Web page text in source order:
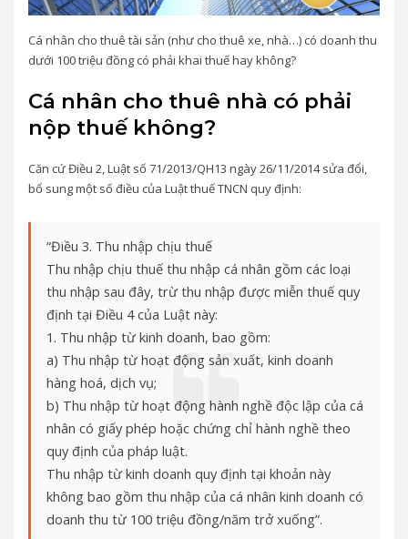
Cá nhân cho thuê tài sản (như cho thuê xe, nhà…) có doanh thu
dưới 100 triệu đồng có phải khai thuế hay không?
Cá nhân cho thuê nhà có phải
nộp thuế không?
Căn cứ Điều 2, Luật số 71/2013/QH13 ngày 26/11/2014 sửa đổi,
bổ sung một số điều của Luật thuế TNCN quy định:
“Điều 3. Thu nhập chịu thuế
Thu nhập chịu thuế thu nhập cá nhân gồm các loại
thu nhập sau đây, trừ thu nhập được miễn thuế quy
định tại Điều 4 của Luật này:
1. Thu nhập từ kinh doanh, bao gồm:
a) Thu nhập từ hoạt động sản xuất, kinh doanh
hàng hoá, dịch vụ;
b) Thu nhập từ hoạt động hành nghề độc lập của cá
nhân có giấy phép hoặc chứng chỉ hành nghề theo
quy định của pháp luật.
Thu nhập từ kinh doanh quy định tại khoản này
không bao gồm thu nhập của cá nhân kinh doanh có
doanh thu từ 100 triệu đồng/năm trở xuống”.